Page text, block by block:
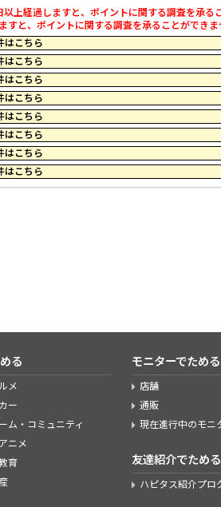
上経過しますと、ポイントに関する調査を承る
と、ポイントに関する調査を承ることができ
はこちら
はこちら
はこちら
はこちら
はこちら
はこちら
はこちら
はこちら
る
メ
ー
ム・コミュニティ
ニメ
育
モニターでためる
店舗
通販
現在進行中のモニ
友達紹介でためる
ハピタス紹介プロ